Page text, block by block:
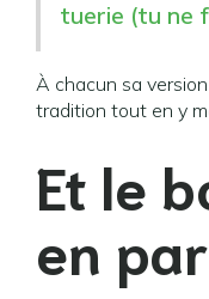
tuerie (tu ne
À chacun sa version
tradition tout en y
Et le
en